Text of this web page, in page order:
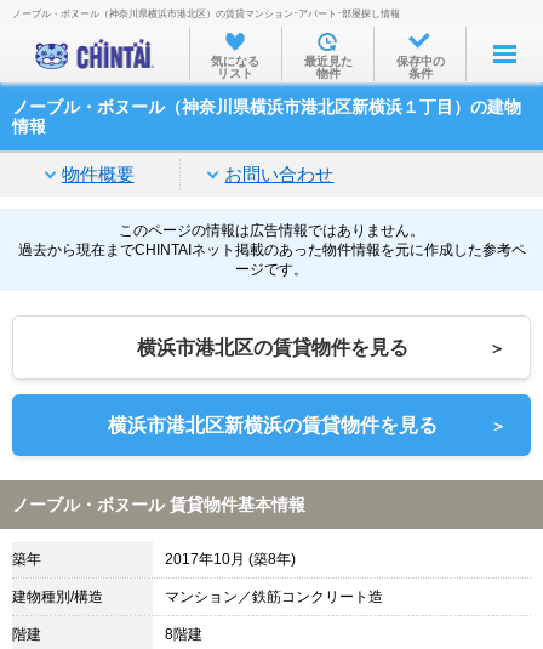
お部屋を探す
沿線・駅から
家賃相場から
物件特集から
TOP
ノーブル・ボヌール（神奈川県横浜市港北区）の賃貸マンション･アパート･部屋探し情報
気になる
リスト
最近見た
物件
保存中の
条件
ノーブル・ボヌール（神奈川県横浜市港北区新横浜１丁目）の建物
情報
物件概要 お問い合わせ
このページの情報は広告情報ではありません。
過去から現在までCHINTAIネット掲載のあった物件情報を元に作成した参考ペ
ージです。
横浜市港北区の賃貸物件を見る ＞
横浜市港北区新横浜の賃貸物件を見る ＞
ノーブル・ボヌール 賃貸物件基本情報
築年 2017年10月 (築8年)
建物種別/構造 マンション／鉄筋コンクリート造
階建 8階建